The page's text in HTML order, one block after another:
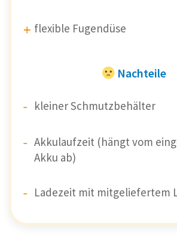
flexible Fugendüse
Nachteile
kleiner Schmutzbehälter
Akkulaufzeit (hängt vom
Akku ab)
Ladezeit mit mitgeliefertem
Starke Reinigungsleistung
Starke Saugkraft